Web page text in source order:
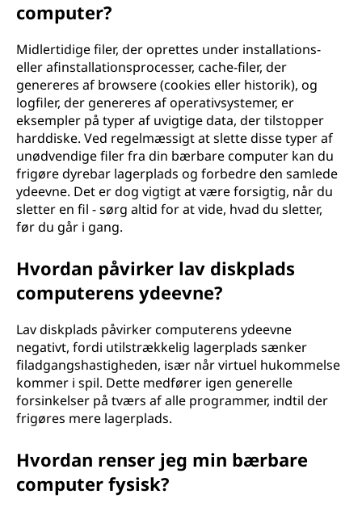
computer?
Midlertidige filer, der oprettes under installations-
eller afinstallationsprocesser, cache-filer, der
genereres af browsere (cookies eller historik), og
logfiler, der genereres af operativsystemer, er
eksempler på typer af uvigtige data, der tilstopper
harddiske. Ved regelmæssigt at slette disse typer af
unødvendige filer fra din bærbare computer kan du
frigøre dyrebar lagerplads og forbedre den samlede
ydeevne. Det er dog vigtigt at være forsigtig, når du
sletter en fil - sørg altid for at vide, hvad du sletter,
før du går i gang.
Hvordan påvirker lav diskplads
computerens ydeevne?
Lav diskplads påvirker computerens ydeevne
negativt, fordi utilstrækkelig lagerplads sænker
filadgangshastigheden, især når virtuel hukommelse
kommer i spil. Dette medfører igen generelle
forsinkelser på tværs af alle programmer, indtil der
frigøres mere lagerplads.
Hvordan renser jeg min bærbare
computer fysisk?